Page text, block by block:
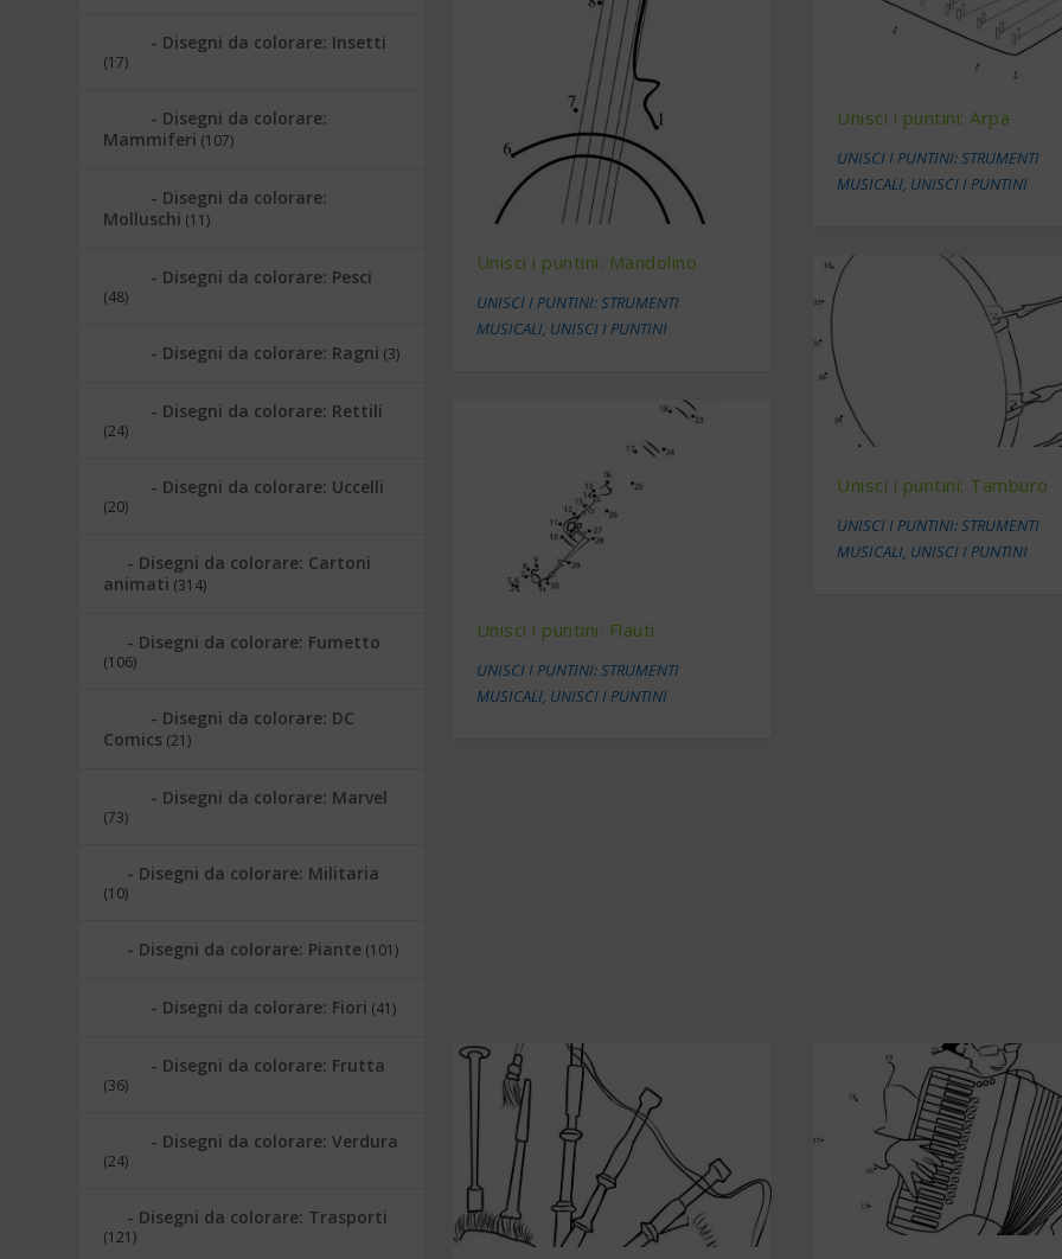
Unisci i puntini: Mandolino
UNISCI I PUNTINI: STRUMENTI
MUSICALI, UNISCI I PUNTINI
Unisci i puntini: Flauti
UNISCI I PUNTINI: STRUMENTI
MUSICALI, UNISCI I PUNTINI
Unisci i puntini: Arpa
UNISCI I PUNTINI: STRUMENTI
MUSICALI, UNISCI I PUNTINI
Unisci i puntini: Tamburo
UNISCI I PUNTINI: STRUMENTI
MUSICALI, UNISCI I PUNTINI
Disegni da colorare: Insetti
(17)
Disegni da colorare:
Mammiferi (107)
Disegni da colorare:
Molluschi (11)
Disegni da colorare: Pesci
(48)
Disegni da colorare: Ragni (3)
Disegni da colorare: Rettili
(24)
Disegni da colorare: Uccelli
(20)
Disegni da colorare: Cartoni
animati (314)
Disegni da colorare: Fumetto
(106)
Disegni da colorare: DC
Comics (21)
Disegni da colorare: Marvel
(73)
Disegni da colorare: Militaria
(10)
Disegni da colorare: Piante (101)
Disegni da colorare: Fiori (41)
Disegni da colorare: Frutta
(36)
Disegni da colorare: Verdura
(24)
Disegni da colorare: Trasporti
(121)